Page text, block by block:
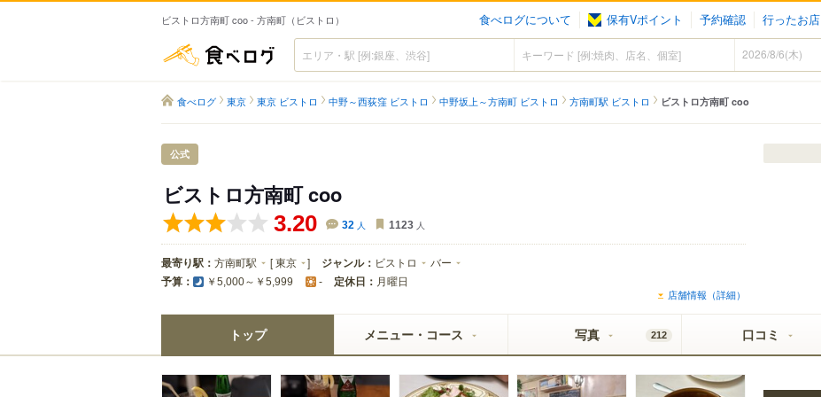
ビストロ方南町 coo - 方南町（ビストロ） 食べログについて 保有Vポイント 予約確認 行ったお店
食べログ
食べログ 東京 東京 ビストロ 中野～西荻窪 ビストロ 中野坂上～方南町 ビストロ 方南町駅 ビストロ ビストロ方南町 coo
公式
ビストロ方南町 coo
3.20 32 人 1123 人
最寄り駅： 方南町駅 [東京 ] ジャンル： ビストロ バー
予算： ￥5,000～￥5,999 - 定休日： 月曜日
店舗情報（詳細）
トップ メニュー・コース 写真 212 口コミ